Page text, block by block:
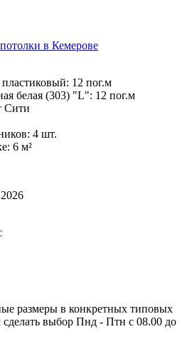
12 пог.м
белая (303) "L": 12 пог.м
Сити
4 шт.
6 м²
размеры в конкретных типовых
выбор Пнд - Птн с 08.00 до